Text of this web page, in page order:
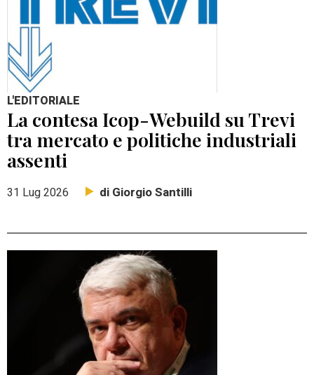
L'EDITORIALE
La contesa Icop-Webuild su Trevi
tra mercato e politiche industriali
assenti
31 Lug 2026 di Giorgio Santilli